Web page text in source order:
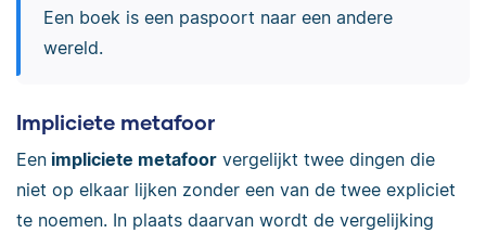
Een boek is een paspoort naar een andere
wereld.
Impliciete metafoor
Een impliciete metafoor vergelijkt twee dingen die
niet op elkaar lijken zonder een van de twee expliciet
te noemen. In plaats daarvan wordt de vergelijking